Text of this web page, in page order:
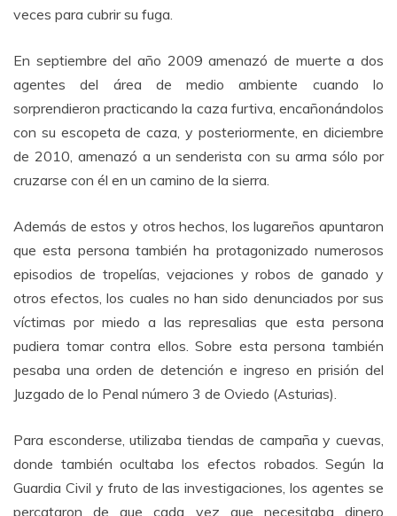
veces para cubrir su fuga.
En septiembre del año 2009 amenazó de muerte a dos
agentes del área de medio ambiente cuando lo
sorprendieron practicando la caza furtiva, encañonándolos
con su escopeta de caza, y posteriormente, en diciembre
de 2010, amenazó a un senderista con su arma sólo por
cruzarse con él en un camino de la sierra.
Además de estos y otros hechos, los lugareños apuntaron
que esta persona también ha protagonizado numerosos
episodios de tropelías, vejaciones y robos de ganado y
otros efectos, los cuales no han sido denunciados por sus
víctimas por miedo a las represalias que esta persona
pudiera tomar contra ellos. Sobre esta persona también
pesaba una orden de detención e ingreso en prisión del
Juzgado de lo Penal número 3 de Oviedo (Asturias).
Para esconderse, utilizaba tiendas de campaña y cuevas,
donde también ocultaba los efectos robados. Según la
Guardia Civil y fruto de las investigaciones, los agentes se
percataron de que cada vez que necesitaba dinero